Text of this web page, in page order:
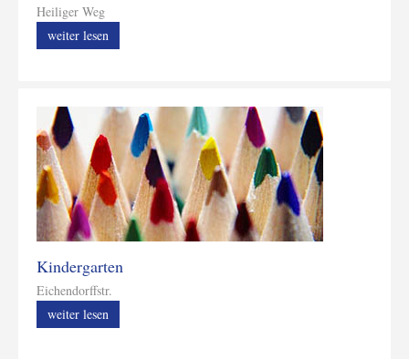
Heiliger Weg
weiter lesen
Kindergarten
Eichendorffstr.
weiter lesen